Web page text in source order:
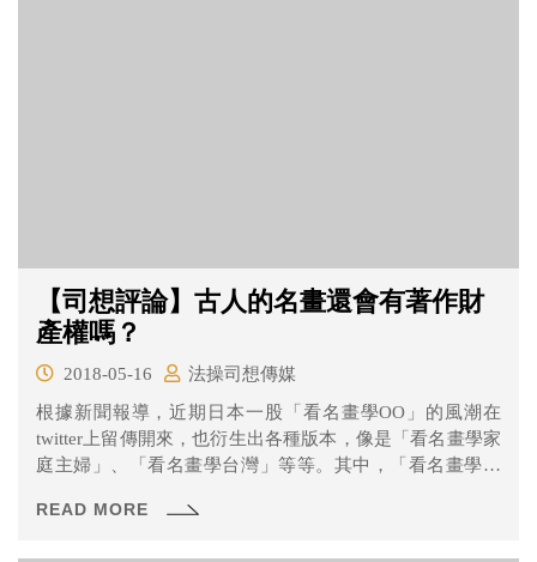
【司想評論】古人的名畫還會有著作財
產權嗎？
2018-05-16
法操司想傳媒
根據新聞報導，近期日本一股「看名畫學OO」的風潮在
twitter上留傳開來，也衍生出各種版本，像是「看名畫學家
庭主婦」、「看名畫學台灣」等等。其中，「看名畫學台
潮。
READ MORE